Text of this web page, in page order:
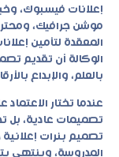
إعلانات فيسبوك،
موشن جرافيك،
المعقدة لتأمين
الوكالة أن تقديم
بالعلم، والإبداع
عندما تختار
تصميمات عادية، بل
تصميم بنرات
المدروسة، وينتهي